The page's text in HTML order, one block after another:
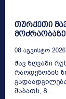
თურქეთი
მოძრაობაზე
08 Აგვისტო
შავ ზღვაში
რაოდენობის
შაბათს, 8...